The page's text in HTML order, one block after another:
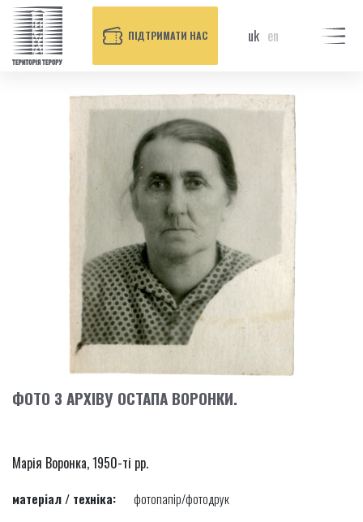
ПІДТРИМАТИ НАС uk en
ФОТО З АРХІВУ ОСТАПА ВОРОНКИ.
Марія Воронка, 1950-ті рр.
матеріал / техніка: фотопапір/фотодрук